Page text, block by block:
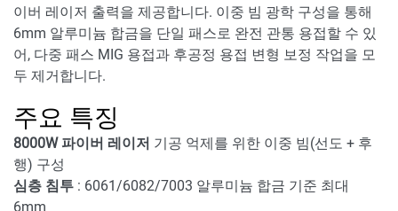
이버 레이저 출력을 제공합니다. 이중 빔 광학 구성을 통해
6mm 알루미늄 합금을 단일 패스로 완전 관통 용접할 수 있
어, 다중 패스 MIG 용접과 후공정 용접 변형 보정 작업을 모
두 제거합니다.
주요 특징
8000W 파이버 레이저 기공 억제를 위한 이중 빔(선도 + 후
행) 구성
심층 침투 : 6061/6082/7003 알루미늄 합금 기준 최대
6mm